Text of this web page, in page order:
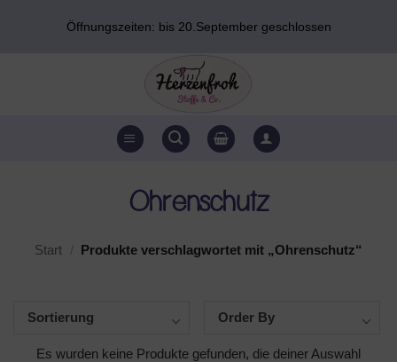
Öffnungszeiten: bis 20.September geschlossen
Ohrenschutz
Start Produkte verschlagwortet mit „Ohrenschutz“
Sortierung Order By
Es wurden keine Produkte gefunden, die deiner Auswahl